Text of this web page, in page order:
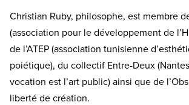
Christian Ruby, philosophe, est membre
(association pour le développement de
de l’ATEP (association tunisienne
poiétique), du collectif Entre-Deux
vocation est l’art public) ainsi que de
liberté de création.